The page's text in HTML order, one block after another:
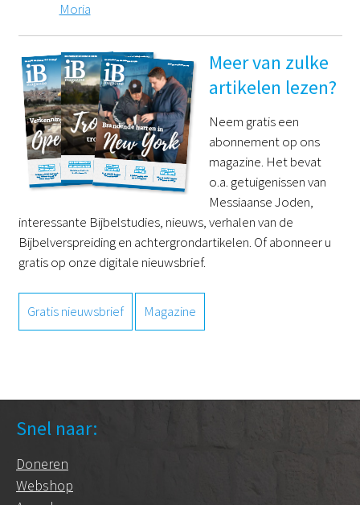
Moria
Meer van zulke
artikelen lezen?
Neem gratis een
abonnement op ons
magazine. Het bevat
o.a. getuigenissen van
Messiaanse Joden,
interessante Bijbelstudies, nieuws, verhalen van de
Bijbelverspreiding en achtergrondartikelen. Of abonneer u
gratis op onze digitale nieuwsbrief.
Gratis nieuwsbrief Magazine
Snel naar:
Doneren
Webshop